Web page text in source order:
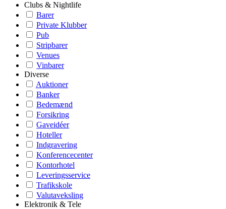
Clubs & Nightlife
Barer
Private Klubber
Pub
Stripbarer
Venues
Vinbarer
Diverse
Auktioner
Banker
Bedemænd
Forsikring
Gaveidéer
Hoteller
Indgravering
Konferencecenter
Kontorhotel
Leveringsservice
Trafikskole
Valutaveksling
Elektronik & Tele